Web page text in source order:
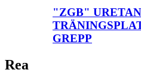
"ZGB" URETAN
GREPP
Rea